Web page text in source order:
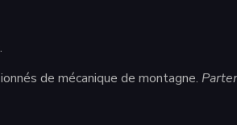
de mécanique de montagne.